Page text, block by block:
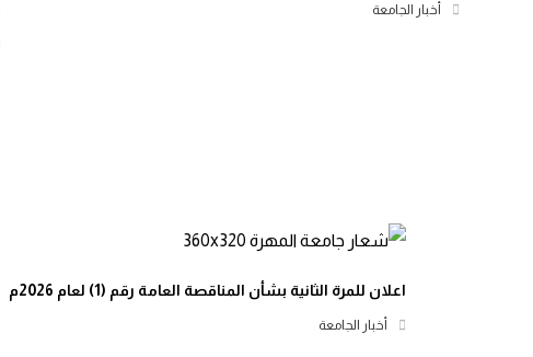
أخبار الجامعة
اعلان للمرة الثانية بشأن المناقصة العامة رقم (1) لعام 2026م
أخبار الجامعة